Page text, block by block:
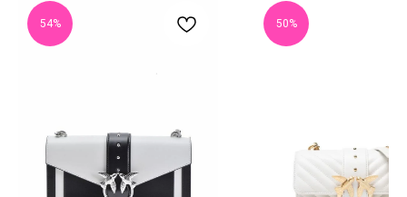
54% 50%